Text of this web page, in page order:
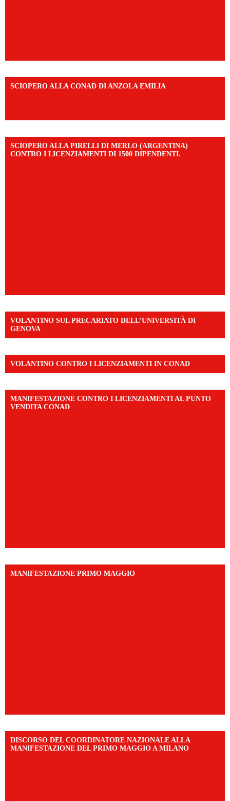
SCIOPERO ALLA CONAD DI ANZOLA EMILIA
SCIOPERO ALLA PIRELLI DI MERLO (ARGENTINA)
CONTRO I LICENZIAMENTI DI 1500 DIPENDENTI.
VOLANTINO SUL PRECARIATO DELL’UNIVERSITÀ DI
GENOVA
VOLANTINO CONTRO I LICENZIAMENTI IN CONAD
MANIFESTAZIONE CONTRO I LICENZIAMENTI AL PUNTO
VENDITA CONAD
MANIFESTAZIONE PRIMO MAGGIO
DISCORSO DEL COORDINATORE NAZIONALE ALLA
MANIFESTAZIONE DEL PRIMO MAGGIO A MILANO